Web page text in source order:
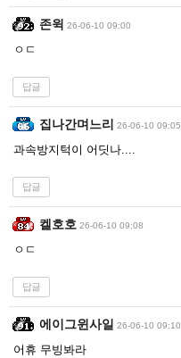
존윅 26-06-10 09:00
ㅇㄷ
답글
집나간며느리 26-06-10 09:05
과속방지턱이 어딧나....
답글
켈호호 26-06-10 09:08
ㅇㄷ
답글
에이그윈사일 26-06-10 09:10
어휴 무빙봐라